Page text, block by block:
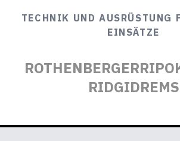
TECHNIK UND AUSRÜSTUNG
EINSÄTZE
ROTHENBERGERRIPO
RIDGIDREMS